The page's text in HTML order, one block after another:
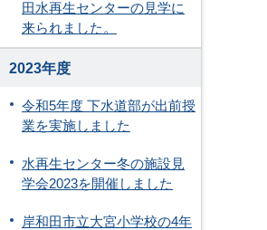
田水再生センターの見学に
来られました。
2023年度
令和5年度 下水道部が出前授
業を実施しました
水再生センター冬の施設見
学会2023を開催しました
岸和田市立大宮小学校の4年